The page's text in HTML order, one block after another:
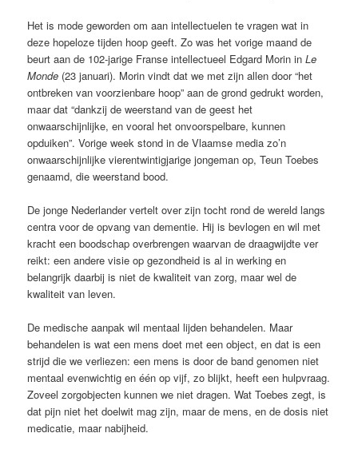
Het is mode geworden om aan intellectuelen te vragen wat in
deze hopeloze tijden hoop geeft. Zo was het vorige maand de
beurt aan de 102-jarige Franse intellectueel Edgard Morin inLe
Monde (23 januari). Morin vindt dat we met zijn allen door “het
ontbreken van voorzienbare hoop” aan de grond gedrukt worden,
maar dat “dankzij de weerstand van de geest het
onwaarschijnlijke, en vooral het onvoorspelbare, kunnen
opduiken”. Vorige week stond in de Vlaamse media zo’n
onwaarschijnlijke vierentwintigjarige jongeman op, Teun Toebes
genaamd, die weerstand bood.
De jonge Nederlander vertelt over zijn tocht rond de wereld langs
centra voor de opvang van dementie. Hij is bevlogen en wil met
kracht een boodschap overbrengen waarvan de draagwijdte ver
reikt: een andere visie op gezondheid is al in werking en
belangrijk daarbij is niet de kwaliteit van zorg, maar wel de
kwaliteit van leven.
De medische aanpak wil mentaal lijden behandelen. Maar
behandelen is wat een mens doet met een object, en dat is een
strijd die we verliezen: een mens is door de band genomen niet
mentaal evenwichtig en één op vijf, zo blijkt, heeft een hulpvraag.
Zoveel zorgobjecten kunnen we niet dragen. Wat Toebes zegt, is
dat pijn niet het doelwit mag zijn, maar de mens, en de dosis niet
medicatie, maar nabijheid.